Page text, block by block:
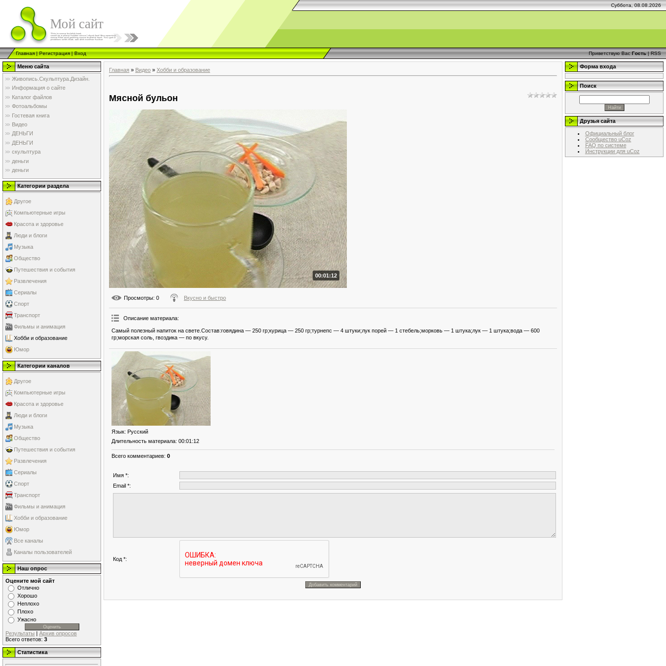
Суббота, 08.08.2026
Мой сайт
Главная|Регистрация|Вход Приветствую Вас Гость|RSS
Меню сайта
Живопись.Скульптура.Дизайн.
Информация о сайте
Каталог файлов
Фотоальбомы
Гостевая книга
Видео
ДЕНЬГИ
ДЕНЬГИ
скульптура
деньги
деньги
Категории раздела
Другое
Компьютерные игры
Красота и здоровье
Люди и блоги
Музыка
Общество
Путешествия и события
Развлечения
Сериалы
Спорт
Транспорт
Фильмы и анимация
Хобби и образование
Юмор
Категории каналов
Другое
Компьютерные игры
Красота и здоровье
Люди и блоги
Музыка
Общество
Путешествия и события
Развлечения
Сериалы
Спорт
Транспорт
Фильмы и анимация
Хобби и образование
Юмор
Все каналы
Каналы пользователей
Наш опрос
Оцените мой сайт
Отлично
Хорошо
Неплохо
Плохо
Ужасно
Результаты | Архив опросов
Всего ответов: 3
Статистика
Главная » Видео » Хобби и образование
Мясной бульон
00:01:12
Просмотры: 0 Вкусно и быстро
Описание материала:
Самый полезный напиток на свете.Состав:говядина — 250 гр;курица — 250 гр;турнепс — 4 штуки;лук порей — 1 стебель;морковь — 1 штука;лук — 1 штука;вода — 600
гр;морская соль, гвоздика — по вкусу.
Язык: Русский
Длительность материала: 00:01:12
Всего комментариев: 0
Имя *:
Email *:
Код *:
Форма входа
Поиск
Друзья сайта
Официальный блог
Сообщество uCoz
FAQ по системе
Инструкции для uCoz